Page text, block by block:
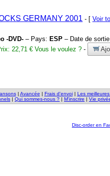
GERMANY 2001 - [ Voir
-DVD- – Pays: ESP – Date de
22,71 € Vous le voulez ? -
| Avancée | Frais d'envoi| Les
| Qui sommes-nous ? | M'inscrire | Vie
Disc-order en